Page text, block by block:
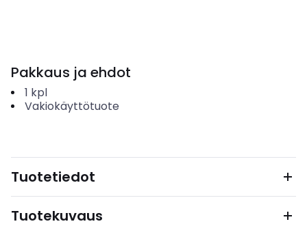
Pakkaus ja ehdot
1 kpl
Vakiokäyttötuote
Tuotetiedot
Tuotekuvaus